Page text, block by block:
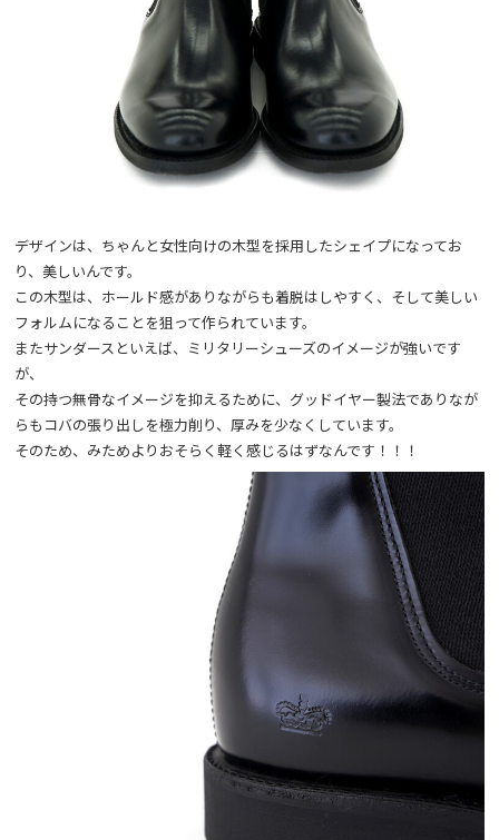
デザインは、ちゃんと女性向けの木型を採用したシェイプになってお
り、美しいんです。
この木型は、ホールド感がありながらも着脱はしやすく、そして美しい
フォルムになることを狙って作られています。
またサンダースといえば、ミリタリーシューズのイメージが強いです
が、
その持つ無骨なイメージを抑えるために、グッドイヤー製法でありなが
らもコバの張り出しを極力削り、厚みを少なくしています。
そのため、みためよりおそらく軽く感じるはずなんです！！！